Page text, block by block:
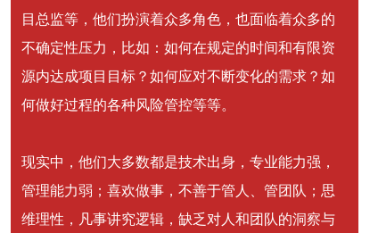
目总监等，他们扮演着众多角色，也面临着众多的
不确定性压力，比如：如何在规定的时间和有限资
源内达成项目目标？如何应对不断变化的需求？如
何做好过程的各种风险管控等等。
现实中，他们大多数都是技术出身，专业能力强，
管理能力弱；喜欢做事，不善于管人、管团队；思
维理性，凡事讲究逻辑，缺乏对人和团队的洞察与